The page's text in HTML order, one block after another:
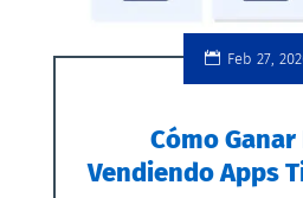
Feb 27,
Cómo
Vendiendo Apps